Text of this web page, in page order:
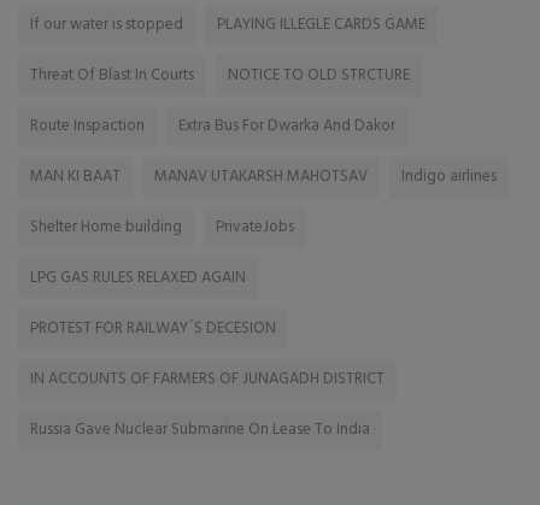
If our water is stopped
PLAYING ILLEGLE CARDS GAME
Threat Of Blast In Courts
NOTICE TO OLD STRCTURE
Route Inspaction
Extra Bus For Dwarka And Dakor
MAN KI BAAT
MANAV UTAKARSH MAHOTSAV
Indigo airlines
Shelter Home building
PrivateJobs
LPG GAS RULES RELAXED AGAIN
PROTEST FOR RAILWAY`S DECESION
IN ACCOUNTS OF FARMERS OF JUNAGADH DISTRICT
Russia Gave Nuclear Submarine On Lease To India